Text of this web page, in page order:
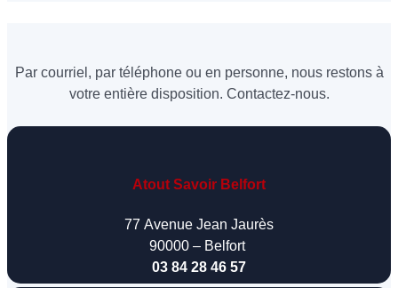
Par courriel, par téléphone ou en personne, nous restons à
votre entière disposition. Contactez-nous.
Atout Savoir Belfort
77 Avenue Jean Jaurès
90000 – Belfort
03 84 28 46 57